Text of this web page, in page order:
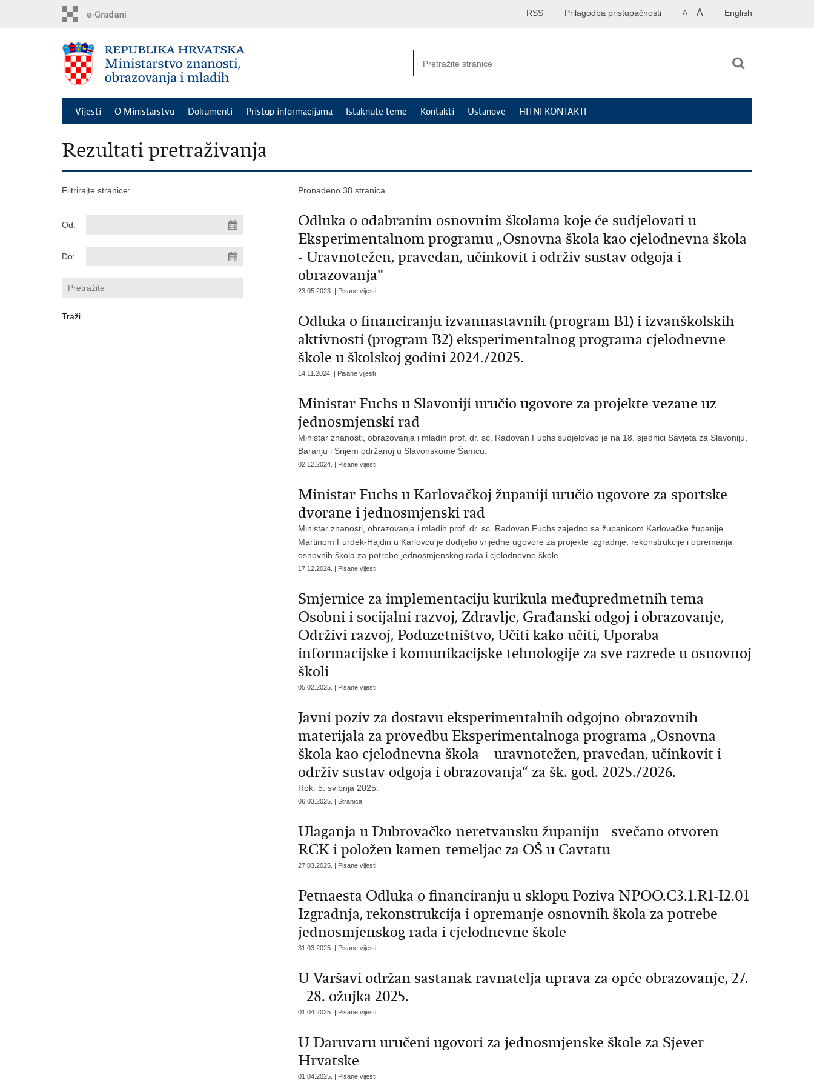
English
A A
Prilagodba pristupačnosti
RSS
Vijesti O Ministarstvu Dokumenti Pristup informacijama Istaknute teme Kontakti Ustanove HITNI KONTAKTI
Rezultati pretraživanja
Filtrirajte stranice:
Od:
Do:
Pronađeno 38 stranica.
Odluka o odabranim osnovnim školama koje će sudjelovati u
Eksperimentalnom programu „Osnovna škola kao cjelodnevna škola
- Uravnotežen, pravedan, učinkovit i održiv sustav odgoja i
obrazovanja"
23.05.2023. | Pisane vijesti
Odluka o financiranju izvannastavnih (program B1) i izvanškolskih
aktivnosti (program B2) eksperimentalnog programa cjelodnevne
škole u školskoj godini 2024./2025.
14.11.2024. | Pisane vijesti
Ministar Fuchs u Slavoniji uručio ugovore za projekte vezane uz
jednosmjenski rad
Ministar znanosti, obrazovanja i mladih prof. dr. sc. Radovan Fuchs sudjelovao je na 18. sjednici Savjeta za Slavoniju,
Baranju i Srijem održanoj u Slavonskome Šamcu.
02.12.2024. | Pisane vijesti
Ministar Fuchs u Karlovačkoj županiji uručio ugovore za sportske
dvorane i jednosmjenski rad
Ministar znanosti, obrazovanja i mladih prof. dr. sc. Radovan Fuchs zajedno sa županicom Karlovačke županije
Martinom Furdek-Hajdin u Karlovcu je dodijelio vrijedne ugovore za projekte izgradnje, rekonstrukcije i opremanja
osnovnih škola za potrebe jednosmjenskog rada i cjelodnevne škole.
17.12.2024. | Pisane vijesti
Smjernice za implementaciju kurikula međupredmetnih tema
Osobni i socijalni razvoj, Zdravlje, Građanski odgoj i obrazovanje,
Održivi razvoj, Poduzetništvo, Učiti kako učiti, Uporaba
informacijske i komunikacijske tehnologije za sve razrede u osnovnoj
školi
05.02.2025. | Pisane vijesti
Javni poziv za dostavu eksperimentalnih odgojno-obrazovnih
materijala za provedbu Eksperimentalnoga programa „Osnovna
škola kao cjelodnevna škola – uravnotežen, pravedan, učinkovit i
održiv sustav odgoja i obrazovanja“ za šk. god. 2025./2026.
Rok: 5. svibnja 2025.
06.03.2025. | Stranica
Ulaganja u Dubrovačko-neretvansku županiju - svečano otvoren
RCK i položen kamen-temeljac za OŠ u Cavtatu
27.03.2025. | Pisane vijesti
Petnaesta Odluka o financiranju u sklopu Poziva NPOO.C3.1.R1-I2.01
Izgradnja, rekonstrukcija i opremanje osnovnih škola za potrebe
jednosmjenskog rada i cjelodnevne škole
31.03.2025. | Pisane vijesti
U Varšavi održan sastanak ravnatelja uprava za opće obrazovanje, 27.
- 28. ožujka 2025.
01.04.2025. | Pisane vijesti
U Daruvaru uručeni ugovori za jednosmjenske škole za Sjever
Hrvatske
01.04.2025. | Pisane vijesti